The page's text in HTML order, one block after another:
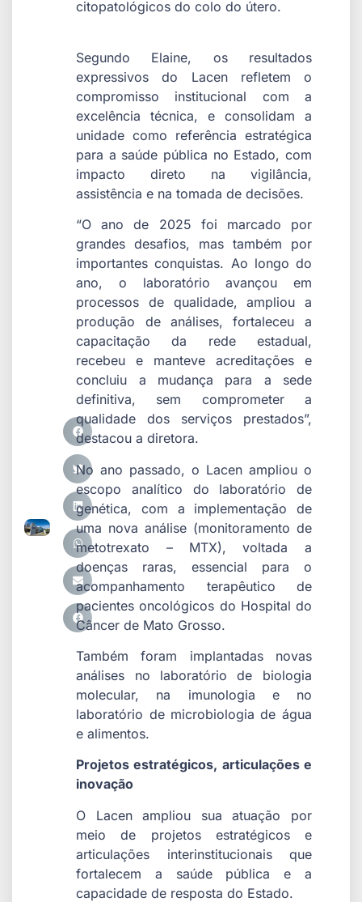
citopatológicos do colo do útero.
Segundo Elaine, os resultados
expressivos do Lacen refletem o
compromisso institucional com a
excelência técnica, e consolidam a
unidade como referência estratégica
para a saúde pública no Estado, com
impacto direto na vigilância,
assistência e na tomada de decisões.
“O ano de 2025 foi marcado por
grandes desafios, mas também por
importantes conquistas. Ao longo do
ano, o laboratório avançou em
processos de qualidade, ampliou a
produção de análises, fortaleceu a
capacitação da rede estadual,
recebeu e manteve acreditações e
concluiu a mudança para a sede
definitiva, sem comprometer a
qualidade dos serviços prestados”,
destacou a diretora.
No ano passado, o Lacen ampliou o
escopo analítico do laboratório de
genética, com a implementação de
uma nova análise (monitoramento de
metotrexato – MTX), voltada a
doenças raras, essencial para o
acompanhamento terapêutico de
pacientes oncológicos do Hospital do
Câncer de Mato Grosso.
Também foram implantadas novas
análises no laboratório de biologia
molecular, na imunologia e no
laboratório de microbiologia de água
e alimentos.
Projetos estratégicos, articulações e
inovação
O Lacen ampliou sua atuação por
meio de projetos estratégicos e
articulações interinstitucionais que
fortalecem a saúde pública e a
capacidade de resposta do Estado.